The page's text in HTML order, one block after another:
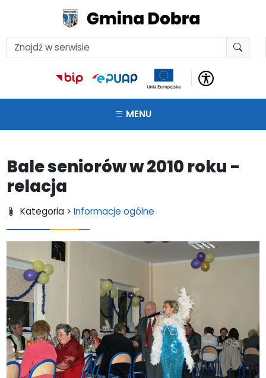
MENU
Bale seniorów w 2010 roku -
relacja
Kategoria >Informacje ogólne